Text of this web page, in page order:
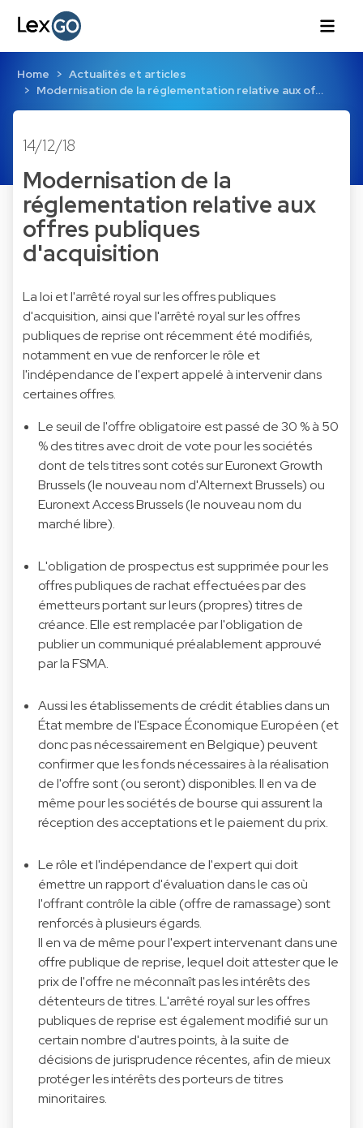
Home
Actualités et articles
Modernisation de la réglementation relative aux of…
14/12/18
Modernisation de la
réglementation relative aux
offres publiques
d'acquisition
Laloi et l'arrêté royalsur les offres publiques
d'acquisition, ainsi que l'arrêté royalsur les offres
publiques de reprise ont récemment été modifiés,
notamment en vue de renforcer le rôle et
l'indépendance de l'expert appelé à intervenir dans
certaines offres.
Le seuil de l'offre obligatoire est passé de 30 % à 50
% des titres avec droit de vote pour les sociétés
dont de tels titres sont cotés sur Euronext Growth
Brussels (le nouveau nom d'Alternext Brussels) ou
Euronext Access Brussels (le nouveau nom du
marché libre).
L'obligation de prospectus est supprimée pour les
offres publiques de rachat effectuées par des
émetteurs portant sur leurs (propres) titres de
créance. Elle est remplacée par l'obligation de
publier un communiqué préalablement approuvé
par la FSMA.
Aussi les établissements de crédit établies dans un
État membre de l'Espace Économique Européen (et
donc pas nécessairement en Belgique) peuvent
confirmer que les fonds nécessaires à la réalisation
de l'offre sont (ou seront) disponibles. Il en va de
même pour les sociétés de bourse qui assurent la
réception des acceptations et le paiement du prix.
Le rôle et l'indépendance de l'expert qui doit
émettre un rapport d'évaluation dans le cas où
l'offrant contrôle la cible (offre de ramassage) sont
renforcés à plusieurs égards.
Il en va de même pour l'expert intervenant dans une
offre publique de reprise, lequel doit attester que le
prix de l'offre ne méconnaît pas les intérêts des
détenteurs de titres. L'arrêté royal sur les offres
publiques de reprise est également modifié sur un
certain nombre d'autres points, à la suite de
décisions de jurisprudence récentes, afin de mieux
protéger les intérêts des porteurs de titres
minoritaires.